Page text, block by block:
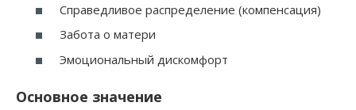
Справедливое распределение (компенсация)
Забота о матери
Эмоциональный дискомфорт
Основное значение